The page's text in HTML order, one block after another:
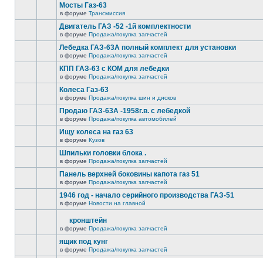
Мосты Газ-63
в форуме Трансмиссия
Двигатель ГАЗ -52 -1й комплектности
в форуме Продажа/покупка запчастей
Лебедка ГАЗ-63А полный комплект для установки
в форуме Продажа/покупка запчастей
КПП ГАЗ-63 с КОМ для лебедки
в форуме Продажа/покупка запчастей
Колеса Газ-63
в форуме Продажа/покупка шин и дисков
Продаю ГАЗ-63А -1958г.в. с лебедкой
в форуме Продажа/покупка автомобилей
Ищу колеса на газ 63
в форуме Кузов
Шпильки головки блока .
в форуме Продажа/покупка запчастей
Панель верхней боковины капота газ 51
в форуме Продажа/покупка запчастей
1946 год - начало серийного производства ГАЗ-51
в форуме Новости на главной
кронштейн
в форуме Продажа/покупка запчастей
ящик под кунг
в форуме Продажа/покупка запчастей